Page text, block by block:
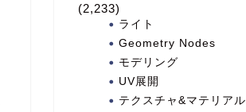
(2,233)
ライト
Geometry Nodes
モデリング
UV展開
テクスチャ&マテリアル